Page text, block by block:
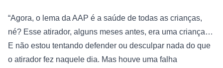
“Agora, o lema da AAP é a saúde de todas as crianças,
né? Esse atirador, alguns meses antes, era uma criança…
E não estou tentando defender ou desculpar nada do que
o atirador fez naquele dia. Mas houve uma falha